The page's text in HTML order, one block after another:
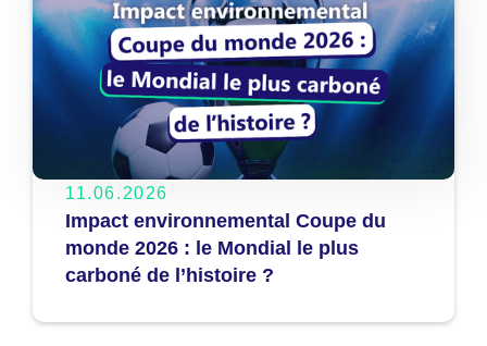
11.06.2026
Impact environnemental Coupe du
monde 2026 : le Mondial le plus
carboné de l’histoire ?